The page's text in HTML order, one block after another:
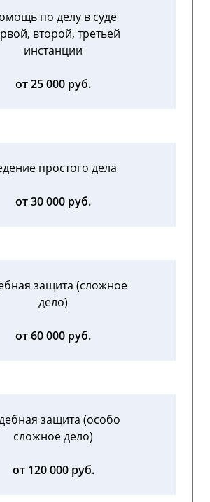
по делу в суде
второй, третьей
инстанции
от 25 000 руб.
простого дела
от 30 000 руб.
защита (сложное
дело)
от 60 000 руб.
защита (особо
сложное дело)
от 120 000 руб.